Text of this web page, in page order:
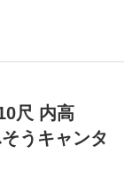
尺 内高
うキャンタ